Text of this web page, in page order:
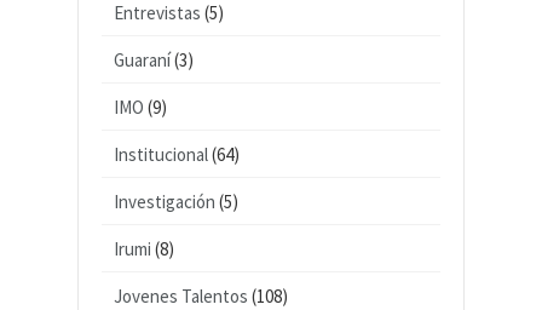
Entrevistas (5)
Guaraní(3)
IMO (9)
Institucional(64)
Investigación (5)
Irumi (8)
Jovenes Talentos (108)